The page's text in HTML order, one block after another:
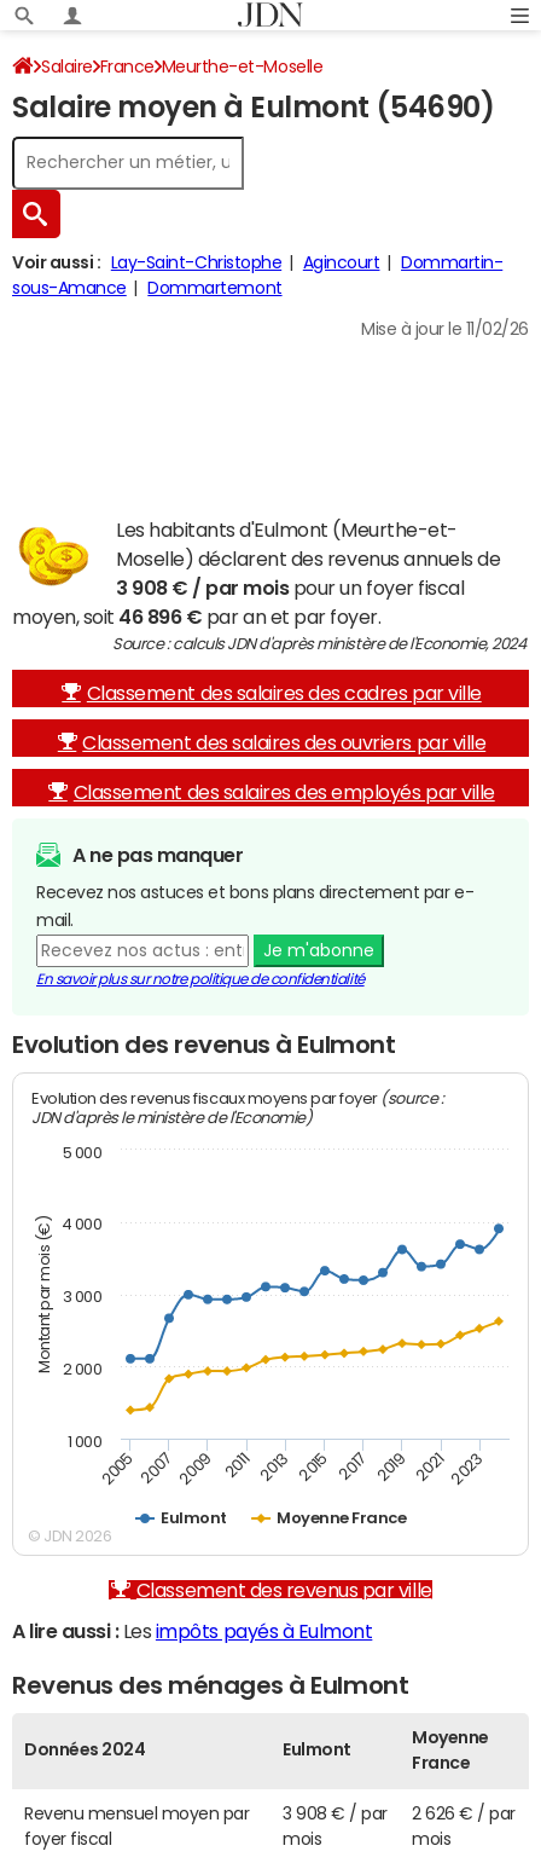
Salaire France Meurthe-et-Moselle
Salaire moyen à Eulmont (54690)
Voir aussi : Lay-Saint-Christophe Agincourt
Dommartin-
sous-Amance
Dommartemont
Mise à jour le 11/02/26
Les habitants d'Eulmont (Meurthe-et-
Moselle) déclarent des revenus annuels de
3 908 € / par moispour un foyer fiscal
moyen, soit 46 896 € par an et par foyer.
Source : calculs JDN d'après ministère de l'Economie, 2024
Classement des salaires des cadres par ville
Classement des salaires des ouvriers par ville
Classement des salaires des employés par ville
A ne pas manquer
Recevez nos astuces et bons plans directement par e-
mail.
Je m'abonne
En savoir plus sur notre politique de confidentialité
Evolution des revenus à Eulmont
Montant par mois (€)
Evolution des revenus fiscaux moyens par foyer (source :
JDN d'après le ministère de l'Economie)
Eulmont Moyenne France
2005 2007 2009 2011 2013 2015 2017 2019 2021 2023
1 000
2 000
3 000
4 000
5 000
© JDN 2026
Classement des revenus par ville
A lire aussi :Les impôts payés à Eulmont
Revenus des ménages à Eulmont
Données 2024 Eulmont
Moyenne
France
Revenu mensuel moyen par
foyer fiscal
3 908 € / par
mois
2 626 € / par
mois